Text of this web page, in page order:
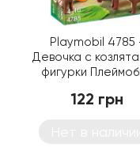
Playmobil 4785
Девочка с
фигурки
122 грн